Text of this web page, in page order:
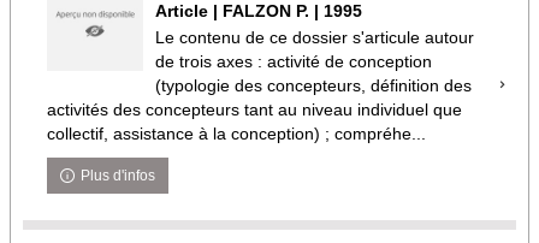
Article | FALZON P. | 1995
Le contenu de ce dossier s'articule autour
de trois axes : activité de conception
(typologie des concepteurs, définition des
activités des concepteurs tant au niveau individuel que
collectif, assistance à la conception) ; compréhe...
Plus d'infos